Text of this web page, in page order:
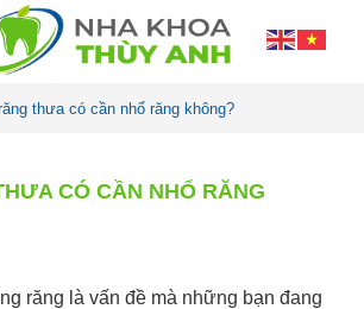
thưa có cần nhổ răng không?
CÓ CẦN NHỔ RĂNG
răng là vấn đề mà những bạn đang